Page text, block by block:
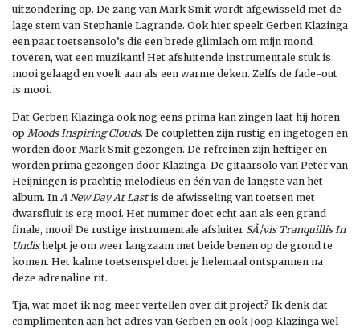
uitzondering op. De zang van Mark Smit wordt afgewisseld met de
lage stem van Stephanie Lagrande. Ook hier speelt Gerben Klazinga
een paar toetsensolo’s die een brede glimlach om mijn mond
toveren, wat een muzikant! Het afsluitende instrumentale stuk is
mooi gelaagd en voelt aan als een warme deken. Zelfs de fade-out
is mooi.
Dat Gerben Klazinga ook nog eens prima kan zingen laat hij horen
op Moods Inspiring Clouds. De coupletten zijn rustig en ingetogen en
worden door Mark Smit gezongen. De refreinen zijn heftiger en
worden prima gezongen door Klazinga. De gitaarsolo van Peter van
Heijningen is prachtig melodieus en één van de langste van het
album. In A New Day At Lastis de afwisseling van toetsen met
dwarsfluit is erg mooi. Het nummer doet echt aan als een grand
finale, mooi! De rustige instrumentale afsluiter SÃ¦vis Tranquillis In
Undishelpt je om weer langzaam met beide benen op de grond te
komen. Het kalme toetsenspel doet je helemaal ontspannen na
deze adrenaline rit.
Tja, wat moet ik nog meer vertellen over dit project? Ik denk dat
complimenten aan het adres van Gerben en ook Joop Klazinga wel